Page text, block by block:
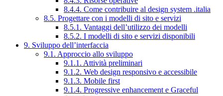
8.4.4. Come contribuire al design system .italia
8.5. Progettare con i modelli di sito e servizi
8.5.1. Vantaggi dell’utilizzo dei modelli
8.5.2. I modelli di sito e servizi disponibili
9. Sviluppo dell’interfaccia
9.1. Approccio allo sviluppo
9.1.1. Attività preliminari
9.1.2. Web design responsivo e accessibile
9.1.3. Mobile first
9.1.4. Progressive enhancement e Graceful